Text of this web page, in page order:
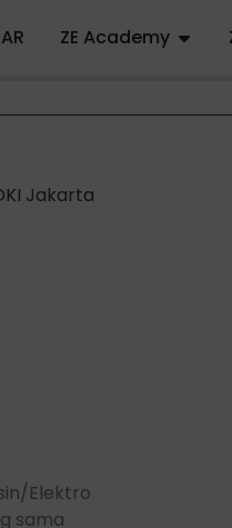
ZE Academy
Jakarta
Elektro
sama